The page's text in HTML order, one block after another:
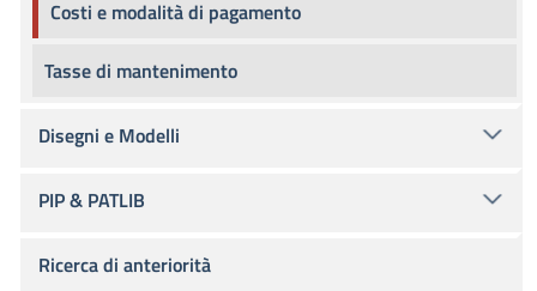
Costi e modalità di pagamento
Tasse di mantenimento
Disegni e Modelli
PIP & PATLIB
Ricerca di anteriorità